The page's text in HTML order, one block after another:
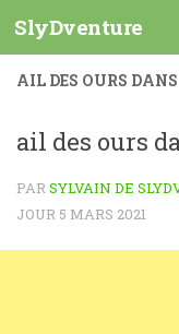
Skip to content
SlyDventure
AIL DES OURS
ail des ours
PARSYLVAIN DE
JOUR 5 MARS 2021